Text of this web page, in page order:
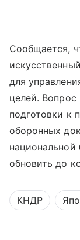
Сообщается,
для
целей. Вопрос
подготовки к
оборонных
национальной
обновить до
КНДР